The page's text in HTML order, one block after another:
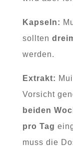
Kapseln:
sollten
werden.
Extrakt:
Vorsicht
beiden
pro Tag
muss die